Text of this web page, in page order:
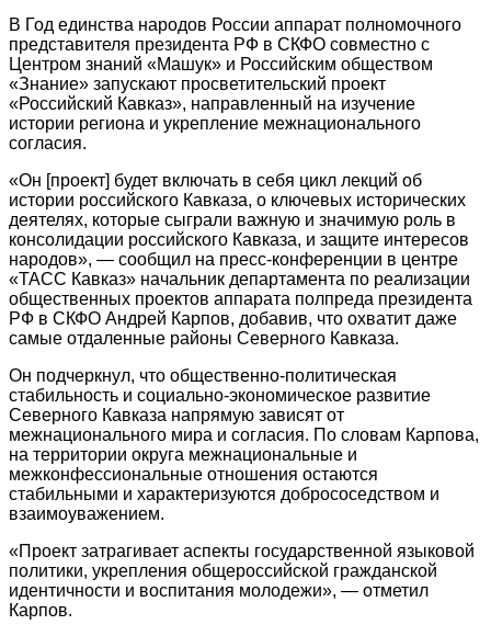
В Год единства народов России аппарат полномочного
представителя президента РФ в СКФО совместно с
Центром знаний «Машук» и Российским обществом
«Знание» запускают просветительский проект
«Российский Кавказ», направленный на изучение
истории региона и укрепление межнационального
согласия.
«Он [проект] будет включать в себя цикл лекций об
истории российского Кавказа, о ключевых исторических
деятелях, которые сыграли важную и значимую роль в
консолидации российского Кавказа, и защите интересов
народов», — сообщил на пресс-конференции в центре
«ТАСС Кавказ» начальник департамента по реализации
общественных проектов аппарата полпреда президента
РФ в СКФО Андрей Карпов, добавив, что охватит даже
самые отдаленные районы Северного Кавказа.
Он подчеркнул, что общественно-политическая
стабильность и социально-экономическое развитие
Северного Кавказа напрямую зависят от
межнационального мира и согласия. По словам Карпова,
на территории округа межнациональные и
межконфессиональные отношения остаются
стабильными и характеризуются добрососедством и
взаимоуважением.
«Проект затрагивает аспекты государственной языковой
политики, укрепления общероссийской гражданской
идентичности и воспитания молодежи», — отметил
Карпов.